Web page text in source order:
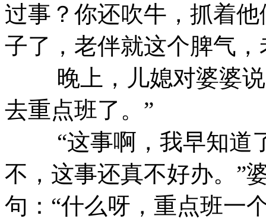
过事？你还吹牛，抓着
子了，老伴就这个脾气
晚上，儿媳对婆婆说
去重点班了。”
“这事啊，我早知道了
不，这事还真不好办。”
句：“什么呀，重点班一